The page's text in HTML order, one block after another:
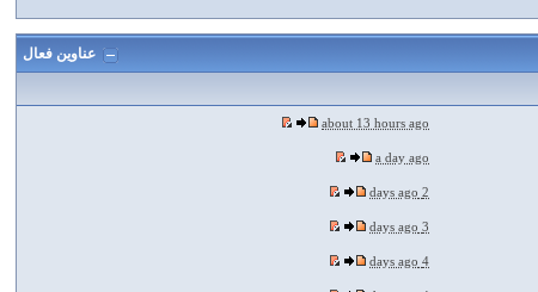
عناوین فعال
about 13 hours ago
a day ago
2 days ago
3 days ago
4 days ago